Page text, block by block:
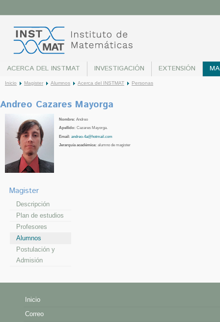
ACERCA DEL INSTMAT INVESTIGACIÓN EXTENSIÓN
Inicio Magister Alumnos Acerca del INSTMAT Personas
Andreo Cazares Mayorga
Nombre: Andreo
Apellido:Cazares Mayorga.
Email:andreo-4a@hotmail.com
Jerarquía académica: alumno de magister
Magister
Descripción
Plan de estudios
Profesores
Alumnos
Postulación y
Admisión
Inicio
Correo